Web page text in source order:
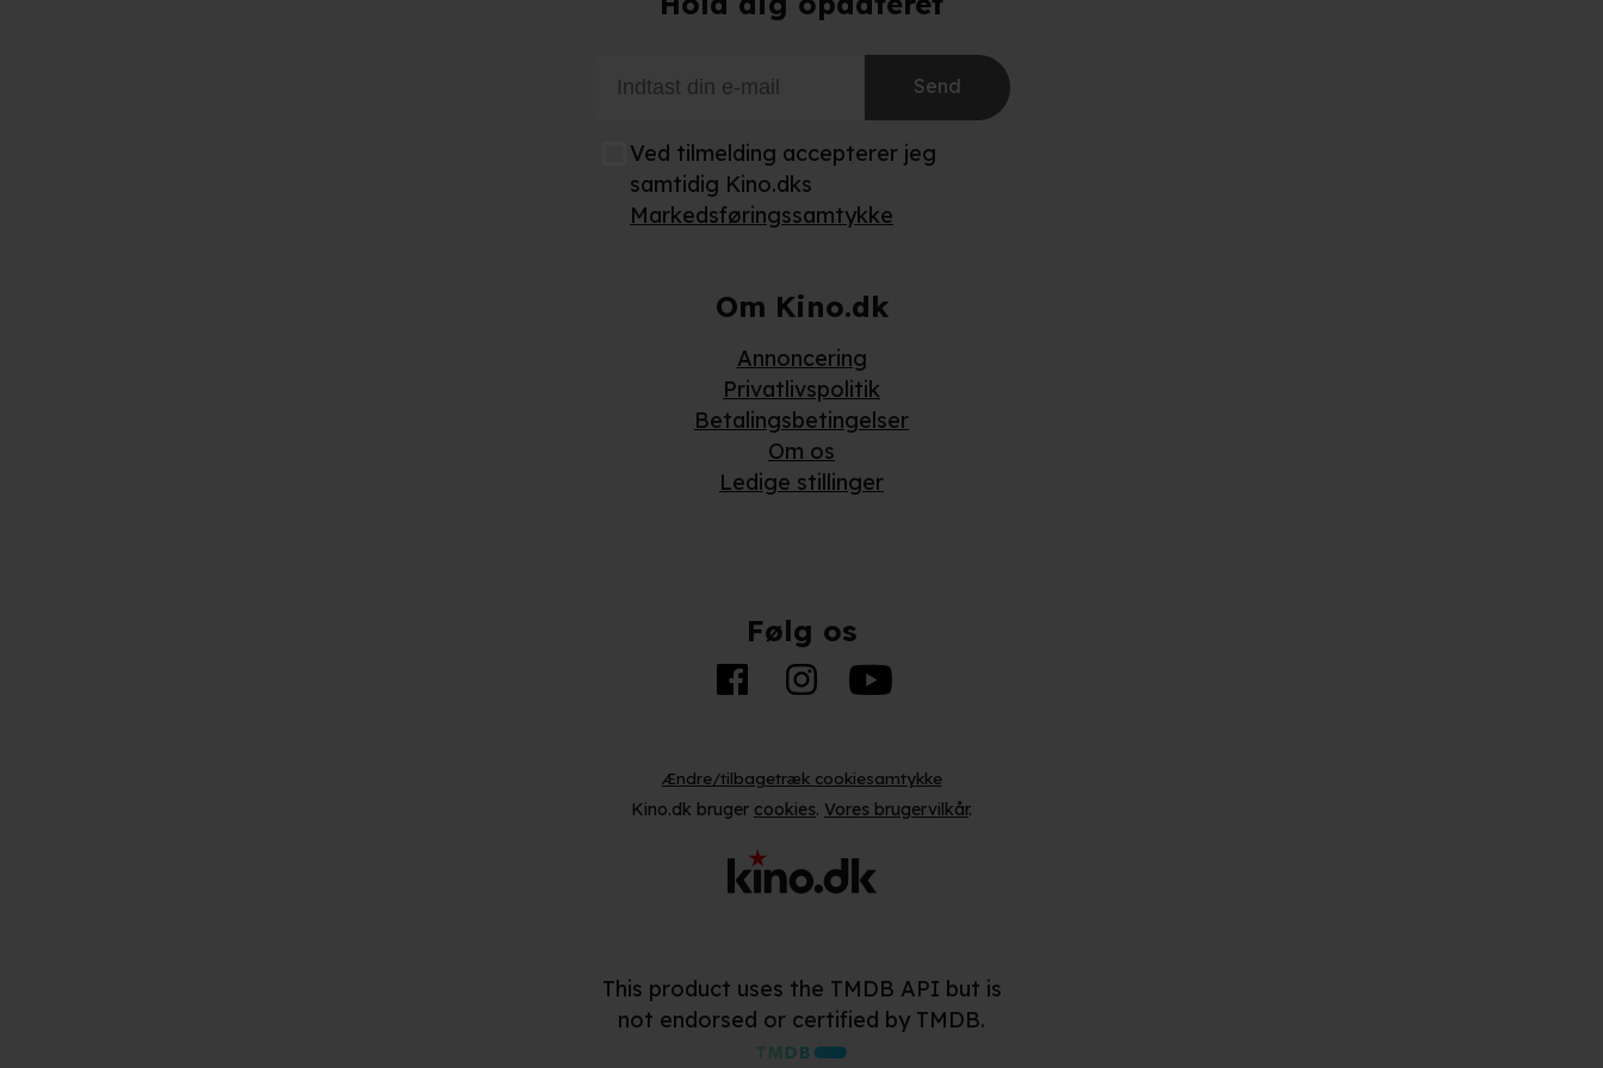
Send
Ved tilmelding accepterer jeg
samtidig Kino.dks
Markedsføringssamtykke
Om Kino.dk
Annoncering
Privatlivspolitik
Betalingsbetingelser
Om os
Ledige stillinger
Følg os
Ændre/tilbagetræk cookiesamtykke
Kino.dk bruger cookies. Vores brugervilkår.
This product uses the TMDB API but is
not endorsed or certified by TMDB.